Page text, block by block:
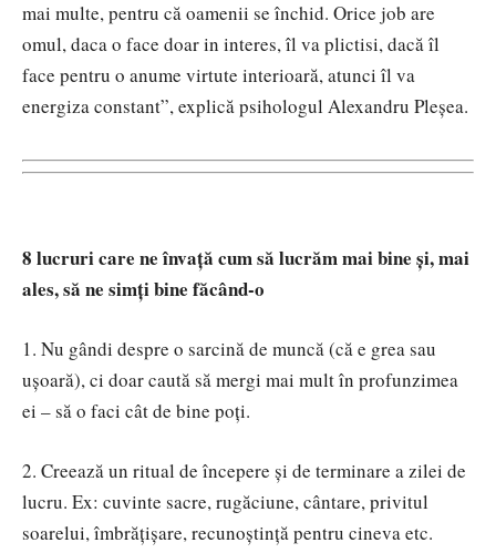
mai multe, pentru că oamenii se închid. Orice job are
omul, daca o face doar in interes, îl va plictisi, dacă îl
face pentru o anume virtute interioară, atunci îl va
energiza constant”, explică psihologul Alexandru Pleșea.
8 lucruri care ne învață cum să lucrămmai bine și, mai
ales, să ne simți bine făcând-o
1. Nu gândi despre o sarcină de muncă (că e grea sau
ușoară), ci doar caută să mergi mai mult în profunzimea
ei – să o faci cât de bine poți.
2. Creează un ritual de începere și de terminare a zilei de
lucru. Ex: cuvinte sacre, rugăciune, cântare, privitul
soarelui, îmbrățișare, recunoștință pentru cineva etc.